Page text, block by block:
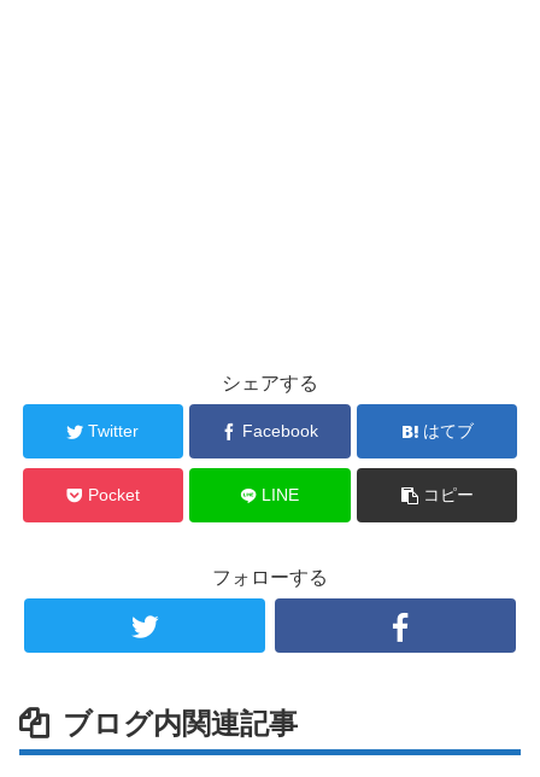
シェアする
Twitter Facebook はてブ
Pocket LINE コピー
フォローする
ブログ内関連記事